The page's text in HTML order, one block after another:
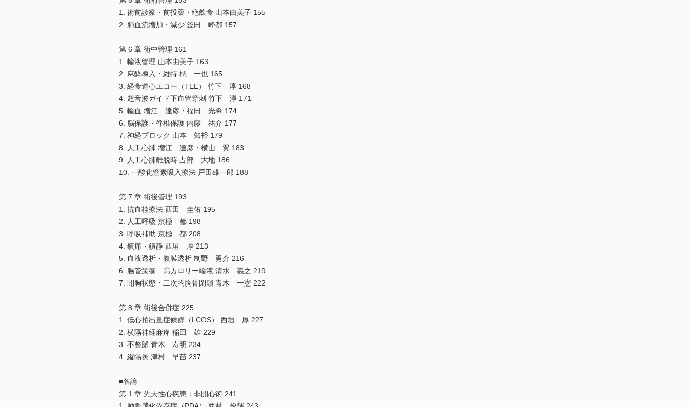
1. 術前診察・前投薬・絶飲食 山本由美子 155
2. 肺血流増加・減少 釜田 峰都 157
第 6 章 術中管理 161
1. 輸液管理 山本由美子 163
2. 麻酔導入・維持 橘 一也 165
3. 経食道心エコー（TEE） 竹下 淳 168
4. 超音波ガイド下血管穿刺 竹下 淳 171
5. 輸血 増江 達彦・福田 光希 174
6. 脳保護・脊椎保護 内藤 祐介 177
7. 神経ブロック 山本 知裕 179
8. 人工心肺 増江 達彦・横山 翼 183
9. 人工心肺離脱時 占部 大地 186
10. 一酸化窒素吸入療法 戸田雄一郎 188
第 7 章 術後管理 193
1. 抗血栓療法 西田 圭佑 195
2. 人工呼吸 京極 都 198
3. 呼吸補助 京極 都 208
4. 鎮痛・鎮静 西垣 厚 213
5. 血液透析・腹膜透析 制野 勇介 216
6. 腸管栄養 高カロリー輸液 清水 義之 219
7. 開胸状態・二次的胸骨閉鎖 青木 一憲 222
第 8 章 術後合併症 225
1. 低心拍出量症候群（LCOS） 西垣 厚 227
2. 横隔神経麻痺 稲田 雄 229
3. 不整脈 青木 寿明 234
4. 縦隔炎 津村 早苗 237
■各論
第 1 章 先天性心疾患：非開心術 241